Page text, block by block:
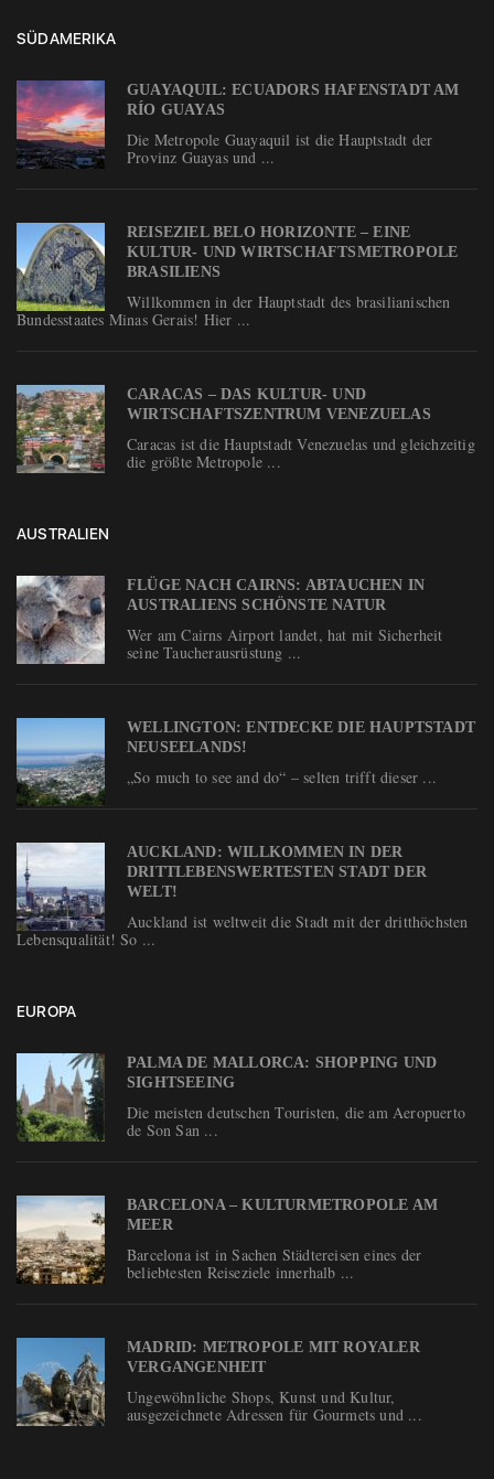
SÜDAMERIKA
GUAYAQUIL: ECUADORS HAFENSTADT AM
RÍO GUAYAS
Die Metropole Guayaquil ist die Hauptstadt der
Provinz Guayas und ...
REISEZIEL BELO HORIZONTE – EINE
KULTUR- UND WIRTSCHAFTSMETROPOLE
BRASILIENS
Willkommen in der Hauptstadt des brasilianischen
Bundesstaates Minas Gerais! Hier ...
CARACAS – DAS KULTUR- UND
WIRTSCHAFTSZENTRUM VENEZUELAS
Caracas ist die Hauptstadt Venezuelas und gleichzeitig
die größte Metropole ...
AUSTRALIEN
FLÜGE NACH CAIRNS: ABTAUCHEN IN
AUSTRALIENS SCHÖNSTE NATUR
Wer am Cairns Airport landet, hat mit Sicherheit
seine Taucherausrüstung ...
WELLINGTON: ENTDECKE DIE HAUPTSTADT
NEUSEELANDS!
„So much to see and do“ – selten trifft dieser ...
AUCKLAND: WILLKOMMEN IN DER
DRITTLEBENSWERTESTEN STADT DER
WELT!
Auckland ist weltweit die Stadt mit der dritthöchsten
Lebensqualität! So ...
EUROPA
PALMA DE MALLORCA: SHOPPING UND
SIGHTSEEING
Die meisten deutschen Touristen, die am Aeropuerto
de Son San ...
BARCELONA – KULTURMETROPOLE AM
MEER
Barcelona ist in Sachen Städtereisen eines der
beliebtesten Reiseziele innerhalb ...
MADRID: METROPOLE MIT ROYALER
VERGANGENHEIT
Ungewöhnliche Shops, Kunst und Kultur,
ausgezeichnete Adressen für Gourmets und ...